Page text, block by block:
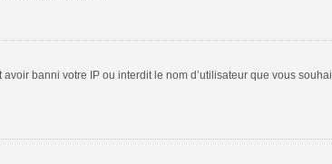
banni votre IP ou interdit le nom d’utilisateur que vous